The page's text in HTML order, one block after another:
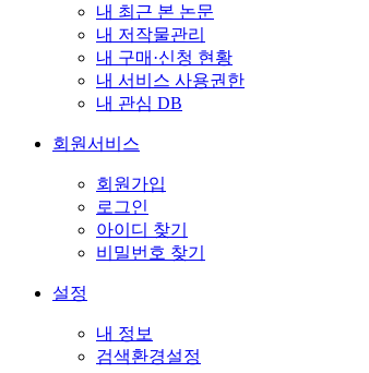
내 최근 본 논문
내 저작물관리
내 구매·신청 현황
내 서비스 사용권한
내 관심 DB
회원서비스
회원가입
로그인
아이디 찾기
비밀번호 찾기
설정
내 정보
검색환경설정